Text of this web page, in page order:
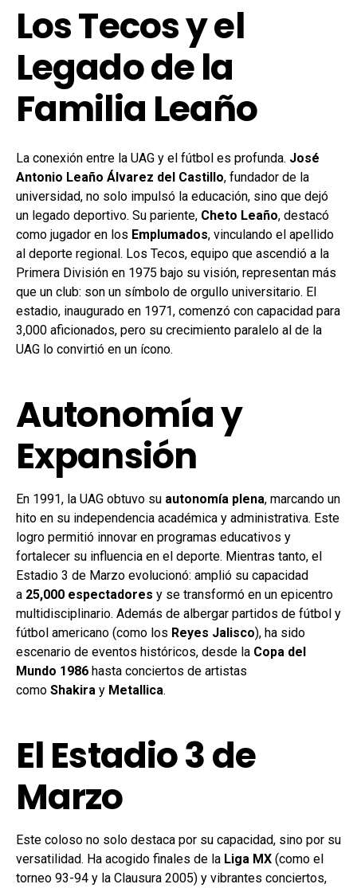
Los Tecos y el
Legado de la
Familia Leaño
La conexión entre la UAG y el fútbol es profunda. José
Antonio Leaño Álvarez del Castillo, fundador de la
universidad, no solo impulsó la educación, sino que dejó
un legado deportivo. Su pariente, Cheto Leaño, destacó
como jugador en los Emplumados, vinculando el apellido
al deporte regional. Los Tecos, equipo que ascendió a la
Primera División en 1975 bajo su visión, representan más
que un club: son un símbolo de orgullo universitario. El
estadio, inaugurado en 1971, comenzó con capacidad para
3,000 aficionados, pero su crecimiento paralelo al de la
UAG lo convirtió en un ícono.
Autonomía y
Expansión
En 1991, la UAG obtuvo su autonomía plena, marcando un
hito en su independencia académica y administrativa. Este
logro permitió innovar en programas educativos y
fortalecer su influencia en el deporte. Mientras tanto, el
Estadio 3 de Marzo evolucionó: amplió su capacidad
a 25,000 espectadores y se transformó en un epicentro
multidisciplinario. Además de albergar partidos de fútbol y
fútbol americano (como los Reyes Jalisco), ha sido
escenario de eventos históricos, desde la Copa del
Mundo 1986 hasta conciertos de artistas
como Shakira y Metallica.
El Estadio 3 de
Marzo
Este coloso no solo destaca por su capacidad, sino por su
versatilidad. Ha acogido finales de la Liga MX (como el
torneo 93-94 y la Clausura 2005) y vibrantes conciertos,